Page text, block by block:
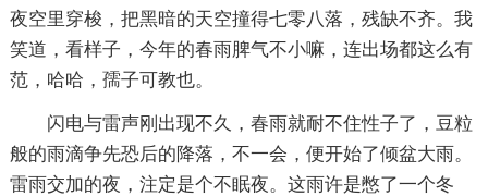
夜空里穿梭，把黑暗的天空撞得七零八落，残缺不齐。我
笑道，看样子，今年的春雨脾气不小嘛，连出场都这么有
范，哈哈，孺子可教也。
闪电与雷声刚出现不久，春雨就耐不住性子了，豆粒
般的雨滴争先恐后的降落，不一会，便开始了倾盆大雨。
雷雨交加的夜，注定是个不眠夜。这雨许是憋了一个冬